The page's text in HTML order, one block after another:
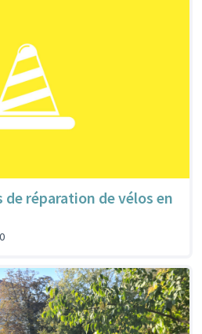
de réparation de vélos en
0